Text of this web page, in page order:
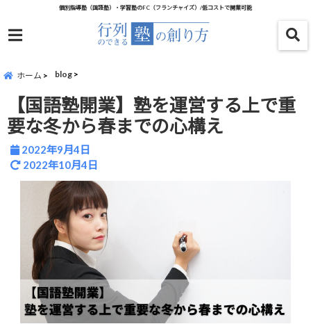
個別指導塾（国語塾）・学習塾のFC（フランチャイズ）/低コストで開業可能
menu
ホーム blog
【国語塾開業】塾を運営する上で重
要な冬から春までの心構え
2022年9月4日
2022年10月4日